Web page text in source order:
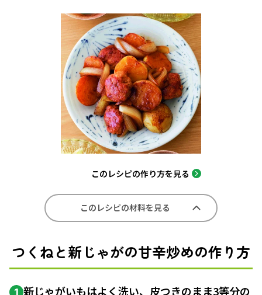
このレシピの作り方を見る
このレシピの材料を見る
つくねと新じゃがの甘辛炒めの作り方
1 新じゃがいもはよく洗い、皮つきのまま3等分の